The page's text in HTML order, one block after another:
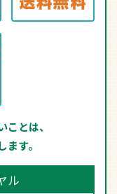
とは、
す。
ル